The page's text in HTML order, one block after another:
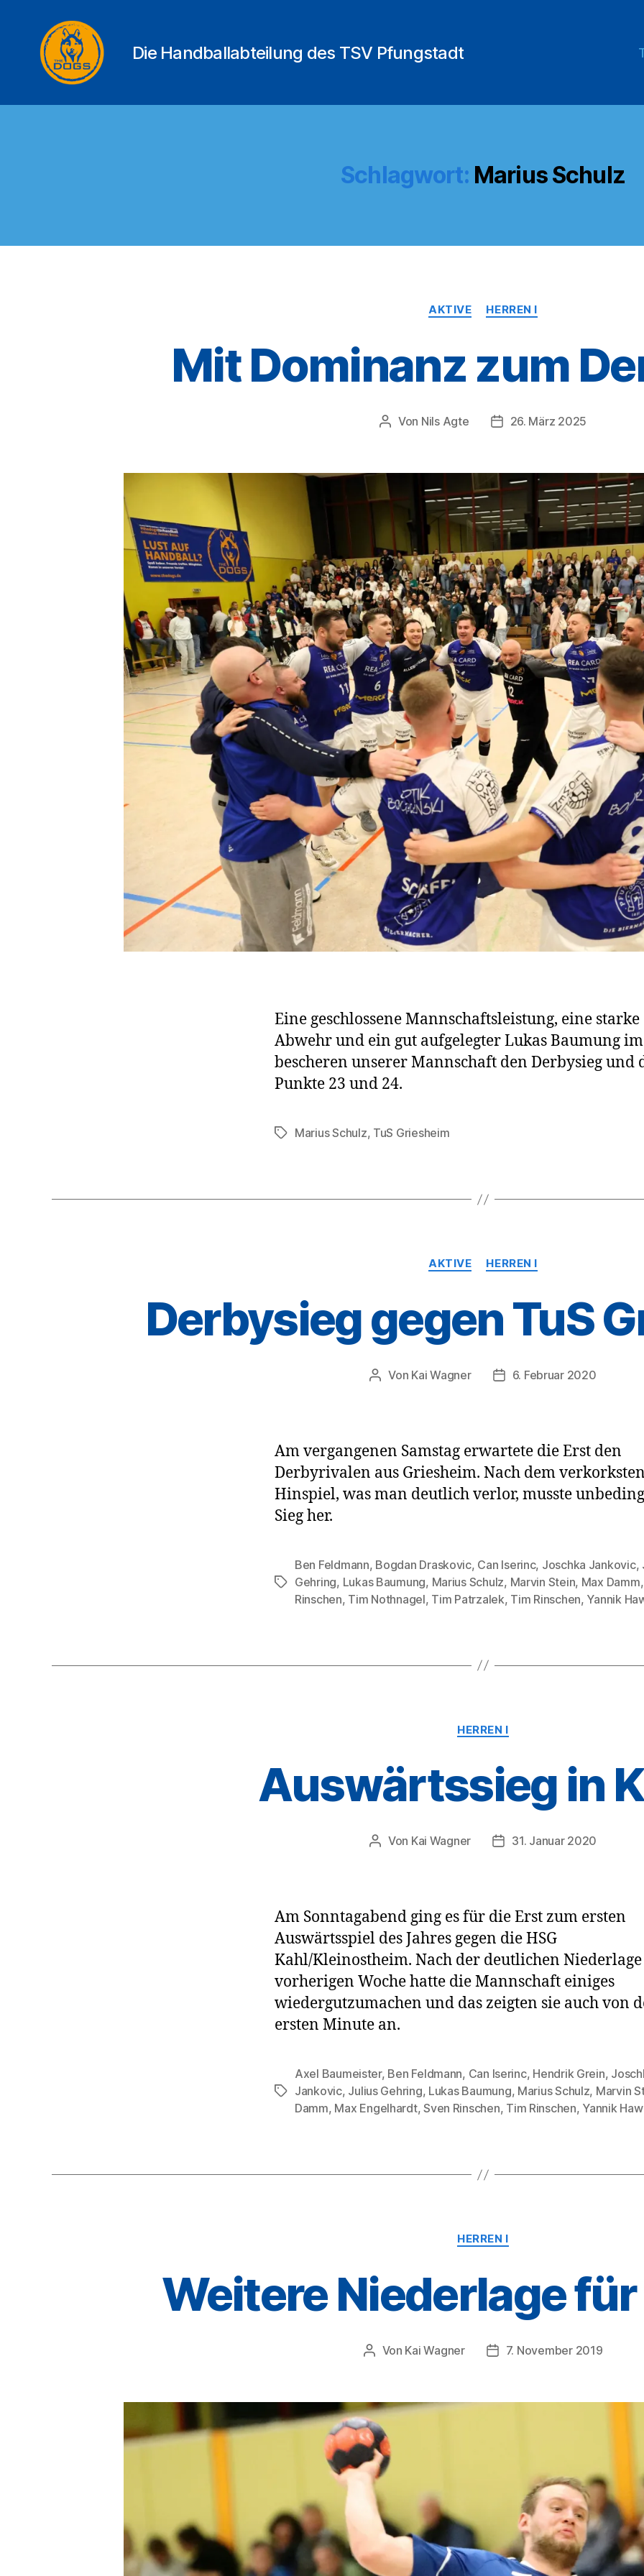
DOGS
Die Handballabteilung des TSV Pfungstadt
Schlagwort: Marius Schulz
Kategorien
AKTIVE HERREN I
Mit Dominanz zum
Beitragsautor
Von Nils Agte Veröffentlichungsdatum
26. März 2025
Eine geschlossene Mannschaftsleistung, eine starke
Abwehr und ein gut aufgelegter Lukas Baumung
bescheren unserer Mannschaft den Derbysieg und
Punkte 23 und 24.
Schlagwörter
Marius Schulz, TuS Griesheim
Kategorien
AKTIVE HERREN I
Derbysieg gegen TuS
Beitragsautor
Von Kai Wagner Veröffentlichungsdatum
6. Februar 2020
Am vergangenen Samstag erwartete die Erst den
Derbyrivalen aus Griesheim. Nach dem
Hinspiel, was man deutlich verlor, musste
Sieg her.
Schlagwörter
Ben Feldmann, Bogdan Draskovic, Can Iserinc, Joschka Jankovic,
Gehring, Lukas Baumung, Marius Schulz, Marvin Stein, Max Damm
Rinschen, Tim Nothnagel, Tim Patrzalek, Tim Rinschen, Yannik
Kategorien
HERREN I
Auswärtssieg in
Beitragsautor
Von Kai Wagner Veröffentlichungsdatum
31. Januar 2020
Am Sonntagabend ging es für die Erst zum ersten
Auswärtsspiel des Jahres gegen die HSG
Kahl/Kleinostheim. Nach der deutlichen
vorherigen Woche hatte die Mannschaft einiges
wiedergutzumachen und das zeigten sie auch von
ersten Minute an.
Schlagwörter
Axel Baumeister, Ben Feldmann, Can Iserinc, Hendrik Grein,
Jankovic, Julius Gehring, Lukas Baumung, Marius Schulz, Marvin
Damm, Max Engelhardt,Sven Rinschen, Tim Rinschen, Yannik
Kategorien
HERREN I
Weitere Niederlage
Beitragsautor
Von Kai Wagner Veröffentlichungsdatum
7. November 2019